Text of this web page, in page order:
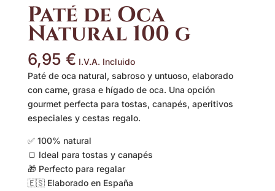
Paté de Oca
Natural 100 g
6,95 € I.V.A. Incluido
Paté de oca natural, sabroso y untuoso, elaborado
con carne, grasa e hígado de oca. Una opción
gourmet perfecta para tostas, canapés, aperitivos
especiales y cestas regalo.
✅ 100% natural
🍞 Ideal para tostas y canapés
🎁 Perfecto para regalar
🇪🇸 Elaborado en España